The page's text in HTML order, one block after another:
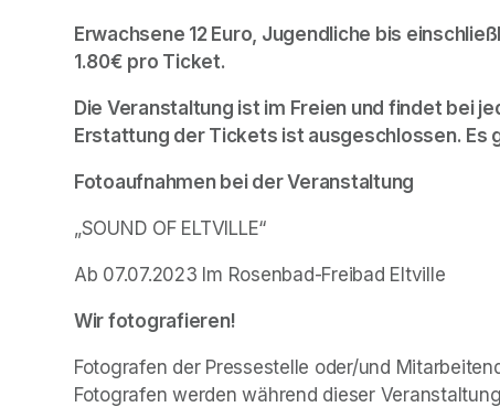
Erwachsene 12 Euro, Jugendliche bis
1.80€ pro Ticket.
Die Veranstaltung ist im Freien und findet bei
Erstattung der Tickets ist ausgeschlossen. Es
Fotoaufnahmen bei der Veranstaltung
„SOUND OF ELTVILLE“
Ab 07.07.2023 Im Rosenbad-Freibad Eltville
Wir fotografieren!
Fotografen der Pressestelle oder/und
Fotografen werden während dieser